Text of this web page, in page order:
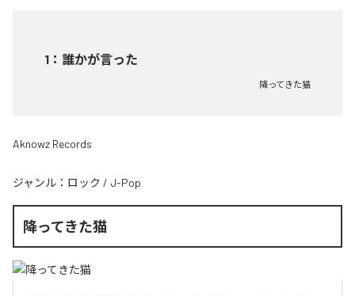
1 ： 誰かが言った
降ってきた猫
Aknowz Records
ジャンル： ロック / J-Pop
降ってきた猫